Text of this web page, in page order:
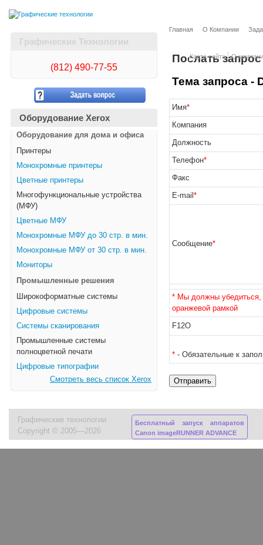
Карта сайта О
Графические Технологии
(812) 490-77-55
Оборудование Xerox
Оборудование для дома и офиса
Принтеры
Монохромные принтеры
Цветные принтеры
Многофункциональные устройства
(МФУ)
Цветные МФУ
Монохромные МФУ до 30 стр. в мин.
Монохромные МФУ от 30 стр. в мин.
Мониторы
Промышленные решения
Широкоформатные системы
Цифровые системы
Системы сканирования
Промышленные системы
полноцветной печати
Цифровые типографии
Смотреть весь список Xerox
Главная О Компании
Послать
Тема запроса -
Имя*
Компания
Должность
Телефон*
Факс
E-mail *
Сообщение*
* Мы должны убедиться,
оранжевой рамкой
F12O
* - Обязательные к
Графические технологии
Copyright © 2005—2026
Бесплатный запуск аппаратов
Canon imageRUNNER ADVANCE